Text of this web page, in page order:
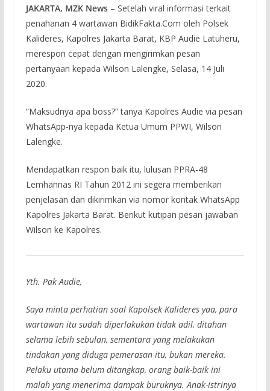
JAKARTA, MZK News– Setelah viral informasi terkait
penahanan 4 wartawan BidikFakta.Com oleh Polsek
Kalideres, Kapolres Jakarta Barat, KBP Audie Latuheru,
merespon cepat dengan mengirimkan pesan
pertanyaan kepada Wilson Lalengke, Selasa, 14 Juli
2020.
“Maksudnya apa boss?” tanya Kapolres Audie via pesan
WhatsApp-nya kepada Ketua Umum PPWI, Wilson
Lalengke.
Mendapatkan respon baik itu, lulusan PPRA-48
Lemhannas RI Tahun 2012 ini segera memberikan
penjelasan dan dikirimkan via nomor kontak WhatsApp
Kapolres Jakarta Barat. Berikut kutipan pesan jawaban
Wilson ke Kapolres.
Yth. Pak Audie,
Saya minta perhatian soal Kapolsek Kalideres yaa, para
wartawan itu sudah diperlakukan tidak adil, ditahan
selama lebih sebulan, sementara yang melakukan
tindakan yang diduga pemerasan itu, bukan mereka.
Pelaku utama belum ditangkap, orang baik-baik ini
malah yang menerima dampak buruknya. Anak-istrinya